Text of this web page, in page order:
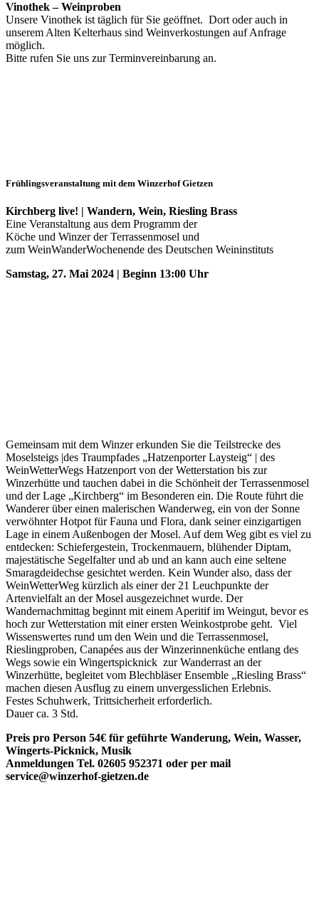
Vinothek – Weinproben
Unsere Vinothek ist täglich für Sie geöffnet. Dort oder auch in
unserem Alten Kelterhaus sind Weinverkostungen auf Anfrage
möglich.
Bitte rufen Sie uns zur Terminvereinbarung an.
Frühlingsveranstaltung mit dem Winzerhof Gietzen
Kirchberg live! | Wandern, Wein, Riesling Brass
Eine Veranstaltung aus dem Programm der
Köche und Winzer der Terrassenmosel und
zum WeinWanderWochenende des Deutschen Weininstituts
Samstag, 27. Mai 2024 | Beginn 13:00 Uhr
Gemeinsam mit dem Winzer erkunden Sie die Teilstrecke des
Moselsteigs |des Traumpfades „Hatzenporter Laysteig“ | des
WeinWetterWegs Hatzenport von der Wetterstation bis zur
Winzerhütte und tauchen dabei in die Schönheit der Terrassenmosel
und der Lage „Kirchberg“ im Besonderen ein. Die Route führt die
Wanderer über einen malerischen Wanderweg, ein von der Sonne
verwöhnter Hotpot für Fauna und Flora, dank seiner einzigartigen
Lage in einem Außenbogen der Mosel. Auf dem Weg gibt es viel zu
entdecken: Schiefergestein, Trockenmauern, blühender Diptam,
majestätische Segelfalter und ab und an kann auch eine seltene
Smaragdeidechse gesichtet werden. Kein Wunder also, dass der
WeinWetterWeg kürzlich als einer der 21 Leuchpunkte der
Artenvielfalt an der Mosel ausgezeichnet wurde. Der
Wandernachmittag beginnt mit einem Aperitif im Weingut, bevor es
hoch zur Wetterstation mit einer ersten Weinkostprobe geht. Viel
Wissenswertes rund um den Wein und die Terrassenmosel,
Rieslingproben, Canapées aus der Winzerinnenküche entlang des
Wegs sowie ein Wingertspicknick zur Wanderrast an der
Winzerhütte, begleitet vom Blechbläser Ensemble „Riesling Brass“
machen diesen Ausflug zu einem unvergesslichen Erlebnis.
Festes Schuhwerk, Trittsicherheit erforderlich.
Dauer ca. 3 Std.
Preis pro Person 54€ für geführte Wanderung, Wein, Wasser,
Wingerts-Picknick, Musik
Anmeldungen Tel. 02605 952371 oder per mail
service@winzerhof-gietzen.de